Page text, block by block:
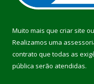
Muito mais que criar site ou
Realizamos uma
contrato que todas as
pública serão atendidas.